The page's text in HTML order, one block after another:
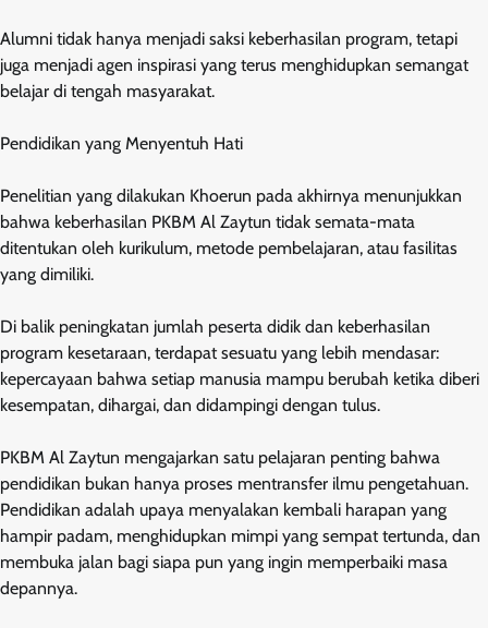
Alumni tidak hanya menjadi saksi keberhasilan program, tetapi
juga menjadi agen inspirasi yang terus menghidupkan semangat
belajar di tengah masyarakat.
Pendidikan yang Menyentuh Hati
Penelitian yang dilakukan Khoerun pada akhirnya menunjukkan
bahwa keberhasilan PKBM Al Zaytun tidak semata-mata
ditentukan oleh kurikulum, metode pembelajaran, atau fasilitas
yang dimiliki.
Di balik peningkatan jumlah peserta didik dan keberhasilan
program kesetaraan, terdapat sesuatu yang lebih mendasar:
kepercayaan bahwa setiap manusia mampu berubah ketika diberi
kesempatan, dihargai, dan didampingi dengan tulus.
PKBM Al Zaytun mengajarkan satu pelajaran penting bahwa
pendidikan bukan hanya proses mentransfer ilmu pengetahuan.
Pendidikan adalah upaya menyalakan kembali harapan yang
hampir padam, menghidupkan mimpi yang sempat tertunda, dan
membuka jalan bagi siapa pun yang ingin memperbaiki masa
depannya.